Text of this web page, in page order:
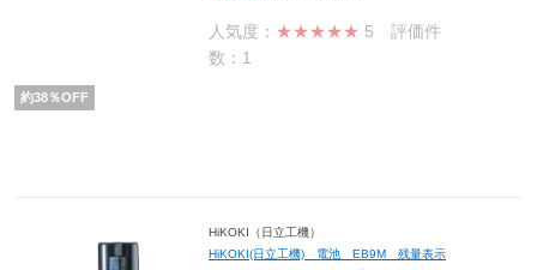
人気度： ★★★★★ 5 評価件
数：1
約38％OFF
HiKOKI（日立工機）
HiKOKI(日立工機) 電池 EB9M 残量表示